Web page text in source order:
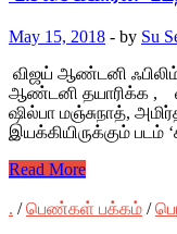
May 15, 2018 - by Su
விஜய் ஆண்டனி
ஆண்டனி தயாரிக்க ,
ஷில்பா மஞ்சுநாத்,
இயக்கியிருக்கும்
Read More
. /பெண்கள் பக்கம் /